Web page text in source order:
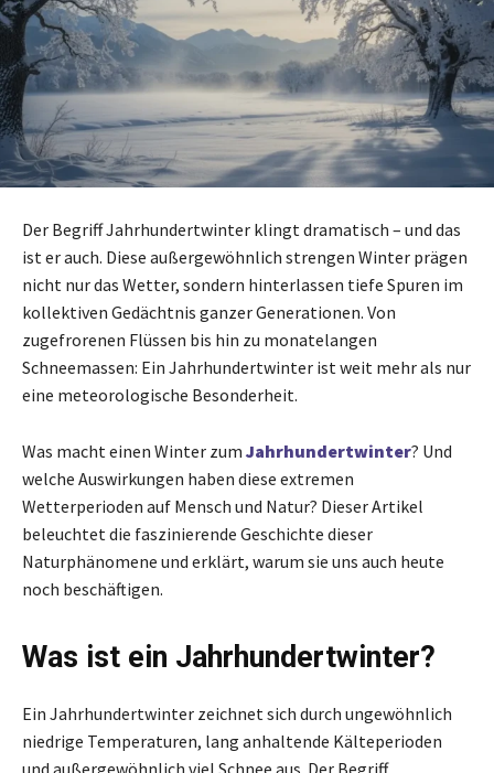
Der Begriff Jahrhundertwinter klingt dramatisch – und das
ist er auch. Diese außergewöhnlich strengen Winter prägen
nicht nur das Wetter, sondern hinterlassen tiefe Spuren im
kollektiven Gedächtnis ganzer Generationen. Von
zugefrorenen Flüssen bis hin zu monatelangen
Schneemassen: Ein Jahrhundertwinter ist weit mehr als nur
eine meteorologische Besonderheit.
Was macht einen Winter zum Jahrhundertwinter? Und
welche Auswirkungen haben diese extremen
Wetterperioden auf Mensch und Natur? Dieser Artikel
beleuchtet die faszinierende Geschichte dieser
Naturphänomene und erklärt, warum sie uns auch heute
noch beschäftigen.
Was ist ein Jahrhundertwinter?
Ein Jahrhundertwinter zeichnet sich durch ungewöhnlich
niedrige Temperaturen, lang anhaltende Kälteperioden